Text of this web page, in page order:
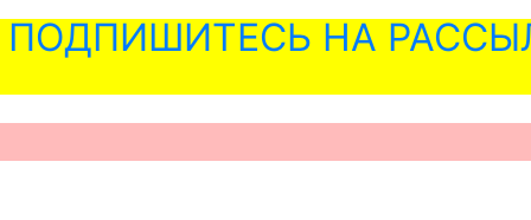
ПОДПИШИТЕСЬ НА